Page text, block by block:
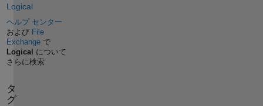
Logical
ヘルプ センター
および File
Exchangeで
Logical について
さらに検索
タ
グ